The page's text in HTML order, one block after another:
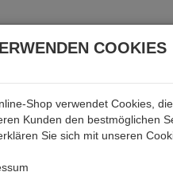
& Akkus Audio
COOKIES
Shop verwendet Cookies,
Kunden den bestmöglichen
Sie sich mit unseren